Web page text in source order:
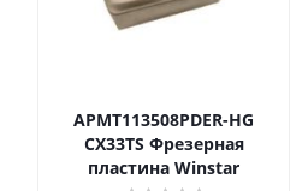
APMT113508PDER-HG
CX33TS Фрезерная
пластина Winstar